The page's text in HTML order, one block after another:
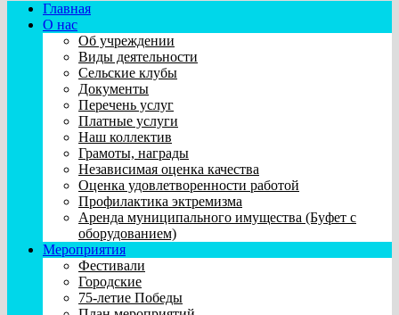
Главная
О нас
Об учреждении
Виды деятельности
Сельские клубы
Документы
Перечень услуг
Платные услуги
Наш коллектив
Грамоты, награды
Независимая оценка качества
Оценка удовлетворенности работой
Профилактика эктремизма
Аренда муниципального имущества (Буфет с
оборудованием)
Мероприятия
Фестивали
Городские
75-летие Победы